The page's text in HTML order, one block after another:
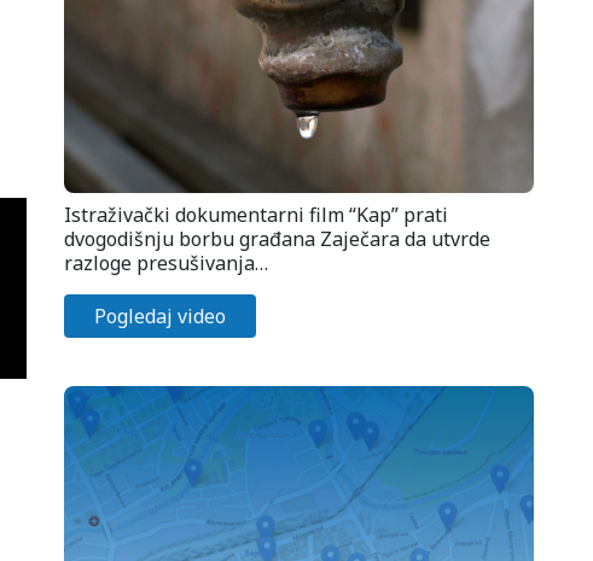
Istraživački dokumentarni film “Kap” prati
dvogodišnju borbu građana Zaječara da utvrde
razloge presušivanja…
Pogledaj video